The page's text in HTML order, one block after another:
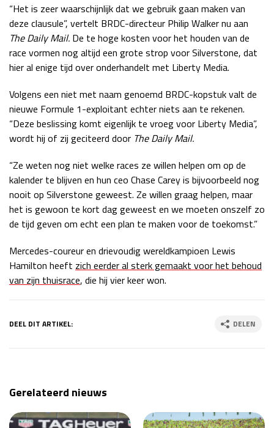
GP QATAR 2026 27 - 29 nov
Kwalificatie
za 19:00 - 20:00
Race
zo 17:00 - 19:00
“Het is zeer waarschijnlijk dat we gebruik gaan maken van
deze clausule”, vertelt BRDC-directeur Philip Walker nu aan
The Daily Mail. De te hoge kosten voor het houden van de
race vormen nog altijd een grote strop voor Silverstone, dat
hier al enige tijd over onderhandelt met Liberty Media.
Volgens een niet met naam genoemd BRDC-kopstuk valt de
nieuwe Formule 1-exploitant echter niets aan te rekenen.
“Deze beslissing komt eigenlijk te vroeg voor Liberty Media”,
wordt hij of zij geciteerd door The Daily Mail.
“Ze weten nog niet welke races ze willen helpen om op de
kalender te blijven en hun ceo Chase Carey is bijvoorbeeld nog
nooit op Silverstone geweest. Ze willen graag helpen, maar
het is gewoon te kort dag geweest en we moeten onszelf zo
de tijd geven om echt een plan te maken voor de toekomst.”
Mercedes-coureur en drievoudig wereldkampioen Lewis
Hamilton heeft zich eerder al sterk gemaakt voor het behoud
van zijn thuisrace, die hij vier keer won.
DEEL DIT ARTIKEL: DELEN
Gerelateerd nieuws